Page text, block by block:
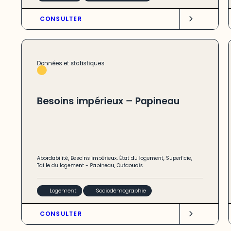
CONSULTER
Données et statistiques
Besoins impérieux – Papineau
Abordabilité, Besoins impérieux, État du logement, Superficie,
Taille du logement- Papineau, Outaouais
Logement Sociodémographie
CONSULTER